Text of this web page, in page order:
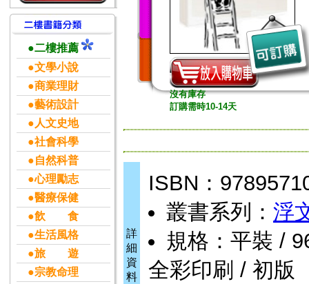
●二樓推薦
●文學小說
●商業理財
●藝術設計
●人文史地
●社會科學
●自然科普
●心理勵志
●醫療保健
●飲 食
●生活風格
●旅 遊
●宗教命理
沒有庫存
訂購需時10-14天
詳
細
資
料
ISBN：
叢書系列： 浮
規格：平裝 /
全彩印刷 / 初版